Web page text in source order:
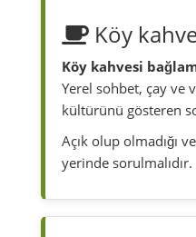
Köy
Köy kahvesi
Yerel sohbet, çay ve
kültürünü gösteren
Açık olup olmadığı
yerinde sorulmalıdır.